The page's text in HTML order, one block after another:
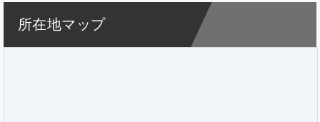
所在地マップ